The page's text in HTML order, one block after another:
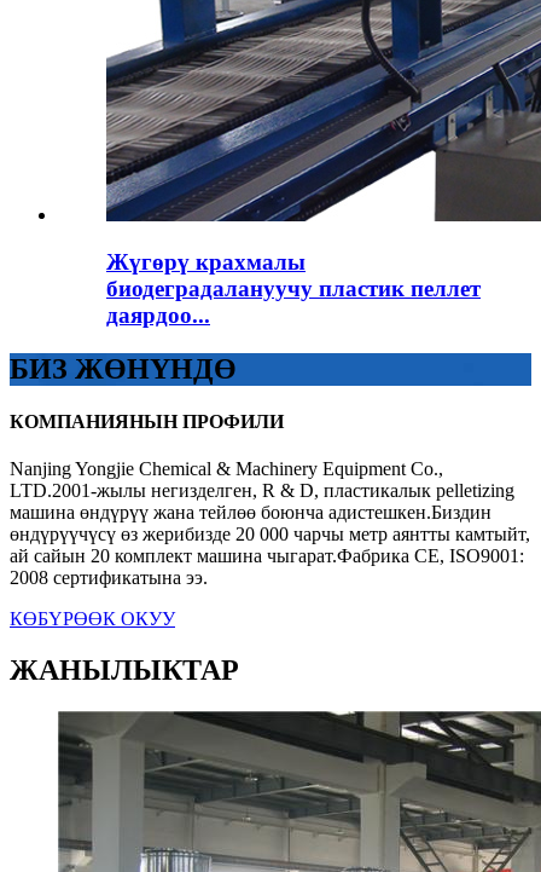
Жүгөрү крахмалы
биодеградалануучу пластик пеллет
даярдоо...
БИЗ ЖӨНҮНДӨ
КОМПАНИЯНЫН ПРОФИЛИ
Nanjing Yongjie Chemical & Machinery Equipment Co.,
LTD.2001-жылы негизделген, R & D, пластикалык pelletizing
машина өндүрүү жана тейлөө боюнча адистешкен.Биздин
өндүрүүчүсү өз жерибизде 20 000 чарчы метр аянтты камтыйт,
ай сайын 20 комплект машина чыгарат.Фабрика CE, ISO9001:
2008 сертификатына ээ.
КӨБҮРӨӨК ОКУУ
ЖАНЫЛЫКТАР